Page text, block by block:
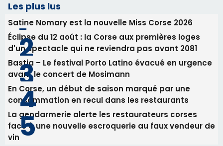
face à une nouvelle escroquerie au faux vendeur de
vin
Newsletter
Inscrivez-vous à la newsletter de CNI et recevez par
email les infos les plus importantes et une sélection de
nos meilleurs articles